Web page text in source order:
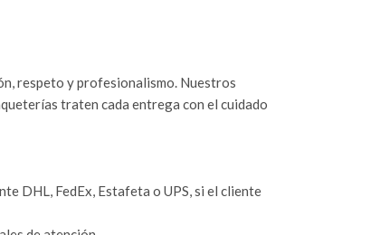
respeto y profesionalismo. Nuestros
traten cada entrega con el cuidado
DHL, FedEx, Estafeta o UPS, si el cliente